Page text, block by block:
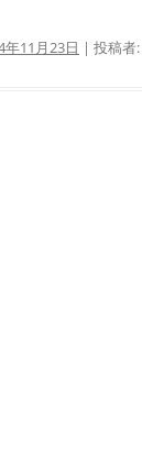
年11月23日 | 投稿者: